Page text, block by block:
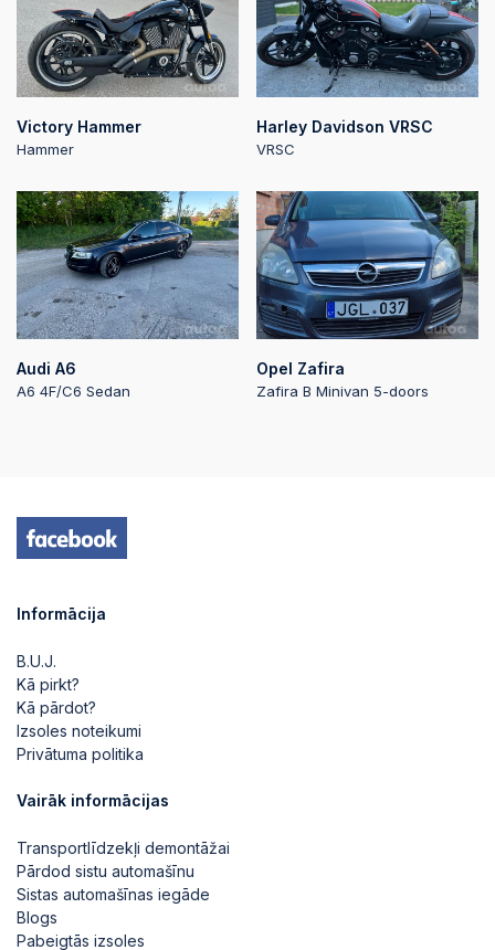
2026-06-12 20:16:36
2026-06-12 20:16:25
2026-06-12 20:16:25
2026-06-12 20:16:16
2026-06-12 20:16:15
2026-06-12 20:16:02
Victory Hammer
Hammer
Harley Davidson VRSC
VRSC
Audi A6
A6 4F/C6 Sedan
Opel Zafira
Zafira B Minivan 5-doors
Informācija
B.U.J.
Kā pirkt?
Kā pārdot?
Izsoles noteikumi
Privātuma politika
Vairāk informācijas
Transportlīdzekļi demontāžai
Pārdod sistu automašīnu
Sistas automašīnas iegāde
Blogs
Pabeigtās izsoles